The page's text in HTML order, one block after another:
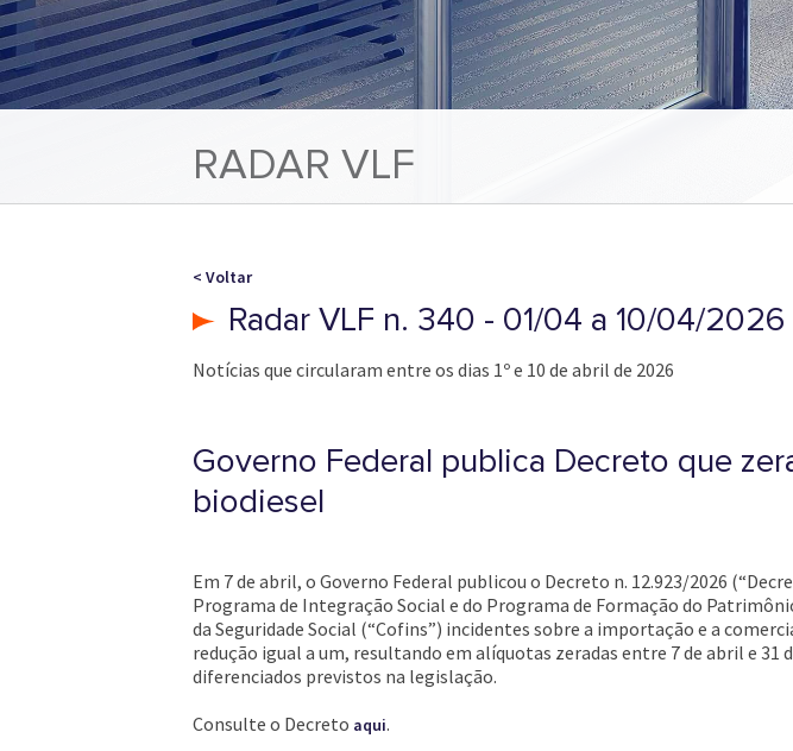
RADAR VLF
< Voltar
Radar VLF n. 340 - 01/04 a 10/04/
Notícias que circularam entre os dias 1º e 10 de abril de 2026
Governo Federal publica Decreto que
biodiesel
Em 7 de abril, o Governo Federal publicou o Decreto n. 12.923/2026
Programa de Integração Social e do Programa de Formação do
da Seguridade Social (“Cofins”) incidentes sobre a importação e a
redução igual a um, resultando em alíquotas zeradas entre 7 de abril e 31
diferenciados previstos na legislação.
Consulte o Decreto aqui.